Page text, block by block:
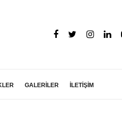
GALERİLER İLETİŞİM